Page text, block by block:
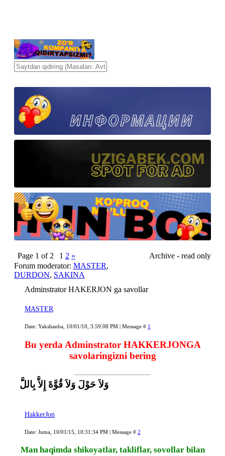
Page 1 of 2 1 2 »
Archive - read only
Forum moderator: MASTER,
DURDON, SAKINA
Adminstrator HAKERJON ga savollar
MASTER
Date: Yakshanba, 10/01/10, 3:59:08 PM | Message # 1
Bu yerda Adminstrator HAKKERJONGA
savolaringizni bering
وَلاَ حَوْلَ وَلاَ قُوَّةَ إِلاَّ بِاللَّ
HakkerJon
Date: Juma, 10/01/15, 10:31:34 PM | Message # 2
Man haqimda shikoyatlar, takliflar, sovollar bilan